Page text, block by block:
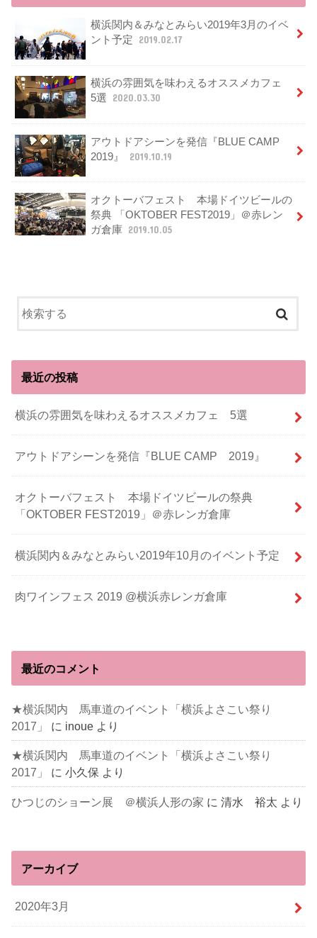
横浜関内＆みなとみらい2019年3月のイベ
ント予定
2019.02.17
横浜の雰囲気を味わえるオススメカフェ
5選
2020.03.30
アウトドアシーンを発信『BLUE CAMP
2019』
2019.10.19
オクトーバフェスト 本場ドイツビールの
祭典 「OKTOBER FEST2019」＠赤レン
ガ倉庫 2019.10.05
最近の投稿
横浜の雰囲気を味わえるオススメカフェ 5選
アウトドアシーンを発信『BLUE CAMP 2019』
オクトーバフェスト 本場ドイツビールの祭典
「OKTOBER FEST2019」＠赤レンガ倉庫
横浜関内＆みなとみらい2019年10月のイベント予定
肉ワインフェス 2019 @横浜赤レンガ倉庫
最近のコメント
★横浜関内 馬車道のイベント「横浜よさこい祭り
2017」
に inoue より
★横浜関内 馬車道のイベント「横浜よさこい祭り
2017」
に小久保 より
ひつじのショーン展 ＠横浜人形の家 に清水 裕太 より
アーカイブ
2020年3月